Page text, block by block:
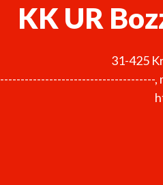
KK UR
31-425
--------------------------------------,